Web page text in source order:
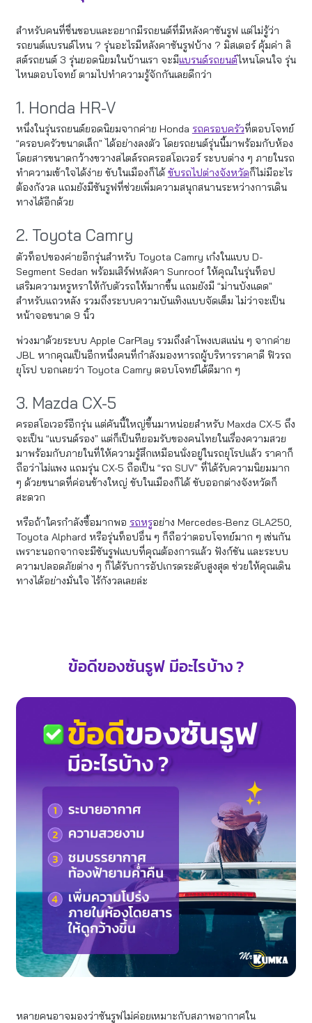
สำหรับคนที่ชื่นชอบและอยากมีรถยนต์ที่มีหลังคาซันรูฟ แต่ไม่รู้ว่า
รถยนต์แบรนด์ไหน ? รุ่นอะไรมีหลังคาซันรูฟบ้าง ? มิสเตอร์ คุ้มค่า ลิ
สต์รถยนต์ 3 รุ่นยอดนิยมในบ้านเรา จะมีแบรนด์รถยนต์ไหนโดนใจ รุ่น
ไหนตอบโจทย์ ตามไปทำความรู้จักกันเลยดีกว่า
1. Honda HR-V
หนึ่งในรุ่นรถยนต์ยอดนิยมจากค่าย Honda รถครอบครัวที่ตอบโจทย์
“ครอบครัวขนาดเล็ก” ได้อย่างลงตัว โดยรถยนต์รุ่นนี้มาพร้อมกับห้อง
โดยสารขนาดกว้างขวางสไตล์รถครอสโอเวอร์ ระบบต่าง ๆ ภายในรถ
ทำความเข้าใจได้ง่าย ขับในเมืองก็ได้ขับรถไปต่างจังหวัดก็ไม่มีอะไร
ต้องกังวล แถมยังมีซันรูฟที่ช่วยเพิ่มความสนุกสนานระหว่างการเดิน
ทางได้อีกด้วย
2. Toyota Camry
ตัวท็อปของค่ายอีกรุ่นสำหรับ Toyota Camry เก๋งในแบบ D-
Segment Sedan พร้อมเสิร์ฟหลังคา Sunroof ให้คุณในรุ่นท็อป
เสริมความหรูหราให้กับตัวรถให้มากขึ้น แถมยังมี “ม่านบังแดด”
สำหรับแถวหลัง รวมถึงระบบความบันเทิงแบบจัดเต็ม ไม่ว่าจะเป็น
หน้าจอขนาด 9 นิ้ว
พ่วงมาด้วยระบบ Apple CarPlay รวมถึงลำโพงเบสแน่น ๆ จากค่าย
JBL หากคุณเป็นอีกหนึ่งคนที่กำลังมองหารถผู้บริหารราคาดี ฟิวรถ
ยุโรป บอกเลยว่า Toyota Camry ตอบโจทย์ได้ดีมาก ๆ
3. Mazda CX-5
ครอสโอเวอร์อีกรุ่น แต่คันนี้ใหญ่ขึ้นมาหน่อยสำหรับ Maxda CX-5 ถึง
จะเป็น “แบรนด์รอง” แต่ก็เป็นทียอมรับของคนไทยในเรื่องความสวย
มาพร้อมกับภายในที่ให้ความรู้สึกเหมือนนั่งอยู่ในรถยุโรปแล้ว ราคาก็
ถือว่าไม่แพง แถมรุ่น CX-5 ถือเป็น “รถ SUV” ที่ได้รับความนิยมมาก
ๆ ด้วยขนาดที่ค่อนข้างใหญ่ ขับในเมืองก็ได้ ขับออกต่างจังหวัดก็
สะดวก
หรือถ้าใครกำลังซื้อมากพอ รถหรูอย่าง Mercedes-Benz GLA250,
Toyota Alphard หรือรุ่นท็อปอื่น ๆ ก็ถือว่าตอบโจทย์มาก ๆ เช่นกัน
เพราะนอกจากจะมีซันรูฟแบบที่คุณต้องการแล้ว ฟังก์ชัน และระบบ
ความปลอดภัยต่าง ๆ ก็ได้รับการอัปเกรดระดับสูงสุด ช่วยให้คุณเดิน
ทางได้อย่างมั่นใจ ไร้กังวลเลยล่ะ
ข้อดีของซันรูฟ มีอะไรบ้าง ?
หลายคนอาจมองว่าซันรูฟไม่ค่อยเหมาะกับสภาพอากาศใน